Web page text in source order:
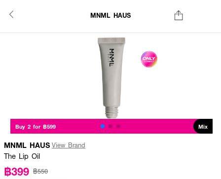
MNML HAUS
Buy 2 for ฿599 Mix
MNML HAUS View Brand
The Lip Oil
฿399 ฿550